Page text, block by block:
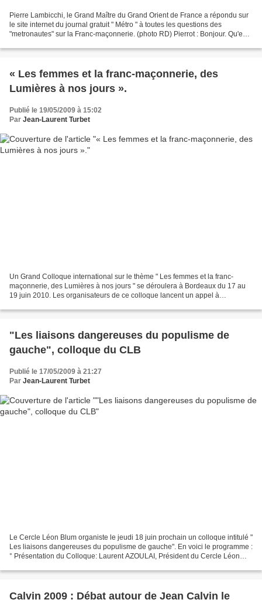
Pierre Lambicchi, le Grand Maître du Grand Orient de France a répondu sur
le site internet du journal gratuit " Métro " à toutes les questions des
"metronautes" sur la Franc-maçonnerie. (photo RD) Pierrot : Bonjour. Qu'est-
« Les femmes et la franc-maçonnerie, des
Lumières à nos jours ».
Publié le 19/05/2009 à 15:02
Par Jean-Laurent Turbet
Un Grand Colloque international sur le thème " Les femmes et la franc-
maçonnerie, des Lumières à nos jours " se déroulera à Bordeaux du 17 au
19 juin 2010. Les organisateurs de ce colloque lancent un appel à
"Les liaisons dangereuses du populisme de
gauche", colloque du CLB
Publié le 17/05/2009 à 21:27
Par Jean-Laurent Turbet
Le Cercle Léon Blum organiste le jeudi 18 juin prochain un colloque intitulé "
Les liaisons dangereuses du populisme de gauche". En voici le programme :
° Présentation du Colloque: Laurent AZOULAI, Président du Cercle Léon
Calvin 2009 : Débat autour de Jean Calvin le